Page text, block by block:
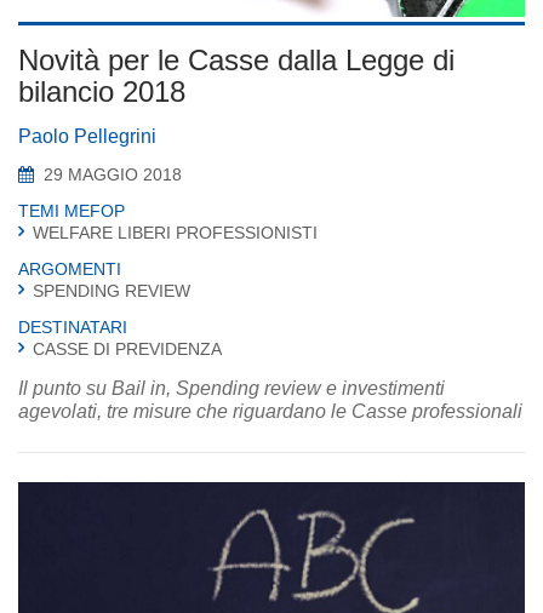
Novità per le Casse dalla Legge di
bilancio 2018
Paolo Pellegrini
29 MAGGIO 2018
TEMI MEFOP
WELFARE LIBERI PROFESSIONISTI
ARGOMENTI
SPENDING REVIEW
DESTINATARI
CASSE DI PREVIDENZA
Il punto su Bail in, Spending review e investimenti
agevolati, tre misure che riguardano le Casse professionali